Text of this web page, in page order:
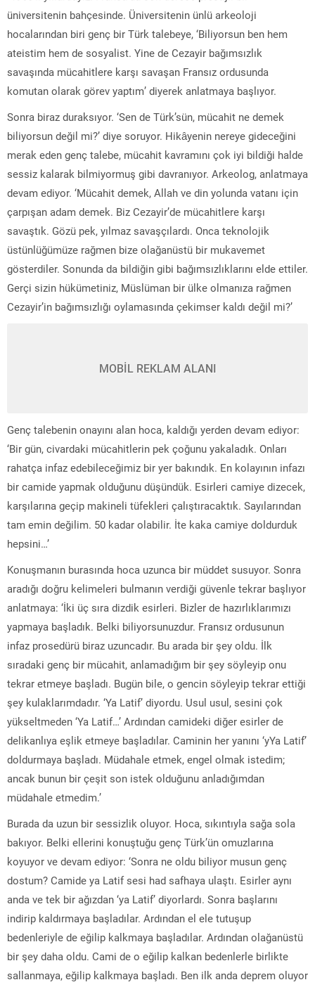
üniversitenin bahçesinde. Üniversitenin ünlü arkeoloji
hocalarından biri genç bir Türk talebeye, ‘Biliyorsun ben hem
ateistim hem de sosyalist. Yine de Cezayir bağımsızlık
savaşında mücahitlere karşı savaşan Fransız ordusunda
komutan olarak görev yaptım’ diyerek anlatmaya başlıyor.
Sonra biraz duraksıyor. ‘Sen de Türk’sün, mücahit ne demek
biliyorsun değil mi?’ diye soruyor. Hikâyenin nereye gideceğini
merak eden genç talebe, mücahit kavramını çok iyi bildiği halde
sessiz kalarak bilmiyormuş gibi davranıyor. Arkeolog, anlatmaya
devam ediyor. ‘Mücahit demek, Allah ve din yolunda vatanı için
çarpışan adam demek. Biz Cezayir’de mücahitlere karşı
savaştık. Gözü pek, yılmaz savaşçılardı. Onca teknolojik
üstünlüğümüze rağmen bize olağanüstü bir mukavemet
gösterdiler. Sonunda da bildiğin gibi bağımsızlıklarını elde ettiler.
Gerçi sizin hükümetiniz, Müslüman bir ülke olmanıza rağmen
Cezayir’in bağımsızlığı oylamasında çekimser kaldı değil mi?’
MOBİL REKLAM ALANI
Genç talebenin onayını alan hoca, kaldığı yerden devam ediyor:
‘Bir gün, civardaki mücahitlerin pek çoğunu yakaladık. Onları
rahatça infaz edebileceğimiz bir yer bakındık. En kolayının infazı
bir camide yapmak olduğunu düşündük. Esirleri camiye dizecek,
karşılarına geçip makineli tüfekleri çalıştıracaktık. Sayılarından
tam emin değilim. 50 kadar olabilir. İte kaka camiye doldurduk
hepsini…’
Konuşmanın burasında hoca uzunca bir müddet susuyor. Sonra
aradığı doğru kelimeleri bulmanın verdiği güvenle tekrar başlıyor
anlatmaya: ‘İki üç sıra dizdik esirleri. Bizler de hazırlıklarımızı
yapmaya başladık. Belki biliyorsunuzdur. Fransız ordusunun
infaz prosedürü biraz uzuncadır. Bu arada bir şey oldu. İlk
sıradaki genç bir mücahit, anlamadığım bir şey söyleyip onu
tekrar etmeye başladı. Bugün bile, o gencin söyleyip tekrar ettiği
şey kulaklarımdadır. ‘Ya Latif’ diyordu. Usul usul, sesini çok
yükseltmeden ‘Ya Latif…’ Ardından camideki diğer esirler de
delikanlıya eşlik etmeye başladılar. Caminin her yanını ‘yYa Latif’
doldurmaya başladı. Müdahale etmek, engel olmak istedim;
ancak bunun bir çeşit son istek olduğunu anladığımdan
müdahale etmedim.’
Burada da uzun bir sessizlik oluyor. Hoca, sıkıntıyla sağa sola
bakıyor. Belki ellerini konuştuğu genç Türk’ün omuzlarına
koyuyor ve devam ediyor: ‘Sonra ne oldu biliyor musun genç
dostum? Camide ya Latif sesi had safhaya ulaştı. Esirler aynı
anda ve tek bir ağızdan ‘ya Latif’ diyorlardı. Sonra başlarını
indirip kaldırmaya başladılar. Ardından el ele tutuşup
bedenleriyle de eğilip kalkmaya başladılar. Ardından olağanüstü
bir şey daha oldu. Cami de o eğilip kalkan bedenlerle birlikte
sallanmaya, eğilip kalkmaya başladı. Ben ilk anda deprem oluyor